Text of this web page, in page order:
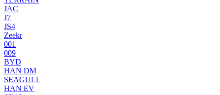
JAC
J7
JS4
Zeekr
001
009
BYD
HAN DM
SEAGULL
HAN EV